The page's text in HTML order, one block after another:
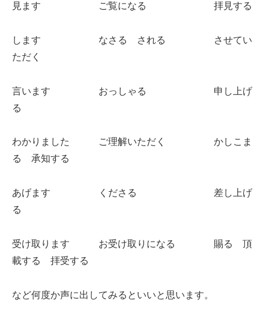
見ます ご覧になる 拝見する
します なさる される させてい
ただく
言います おっしゃる 申し上げ
る
わかりました ご理解いただく かしこま
る 承知する
あげます くださる 差し上げ
る
受け取ります お受け取りになる 賜る 頂
載する 拝受する
など何度か声に出してみるといいと思います。